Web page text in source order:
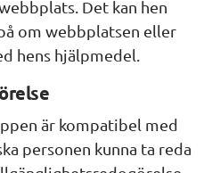
Det kan hen
om webbplatsen eller
hens hjälpmedel.
är kompatibel med
personen kunna ta reda